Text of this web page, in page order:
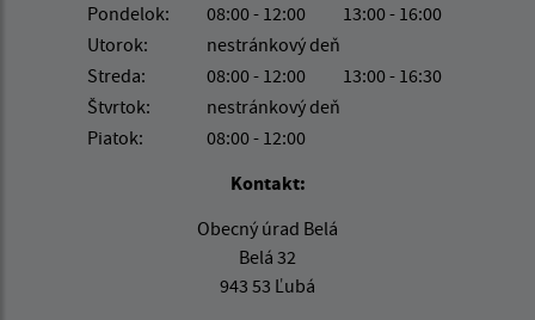
Pondelok:
08:00 - 12:00
13:00 - 16:00
Utorok:
nestránkový deň
Streda:
08:00 - 12:00
13:00 - 16:30
Štvrtok:
nestránkový deň
Piatok:
08:00 - 12:00
Kontakt:
Obecný úrad Belá
Belá 32
943 53 Ľubá